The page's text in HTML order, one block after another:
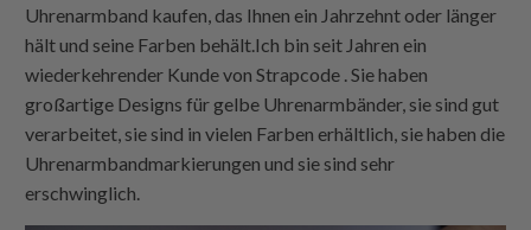
Uhrenarmband kaufen, das Ihnen ein Jahrzehnt oder länger
hält und seine Farben behält.Ich bin seit Jahren ein
wiederkehrender Kunde von Strapcode . Sie haben
großartige Designs für gelbe Uhrenarmbänder, sie sind gut
verarbeitet, sie sind in vielen Farben erhältlich, sie haben die
Uhrenarmbandmarkierungen und sie sind sehr
erschwinglich.